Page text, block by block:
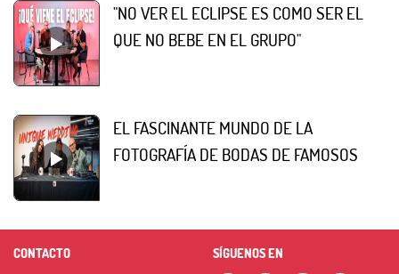
"NO VER EL ECLIPSE ES COMO SER EL
QUE NO BEBE EN EL GRUPO"
EL FASCINANTE MUNDO DE LA
FOTOGRAFÍA DE BODAS DE FAMOSOS
CONTACTO SÍGUENOS EN